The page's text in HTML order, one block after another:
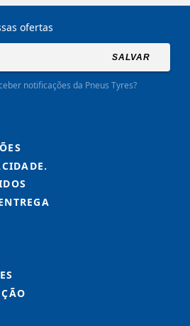
ofertas
SALVAR
notificações da Pneus Tyres?